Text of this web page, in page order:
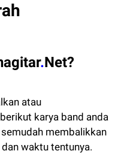
.Net?
atau
karya band anda
membalikkan
waktu tentunya.